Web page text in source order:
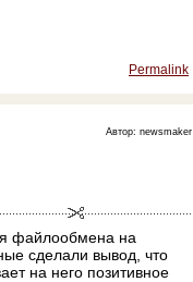
Permalink
Автор: newsmaker
файлообмена на
сделали вывод, что
на него позитивное